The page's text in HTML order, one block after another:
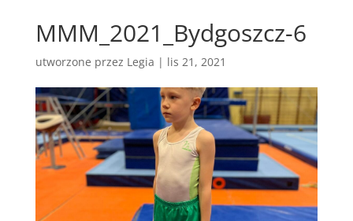
MMM_2021_Bydgoszcz-6
utworzone przez Legia | lis 21, 2021